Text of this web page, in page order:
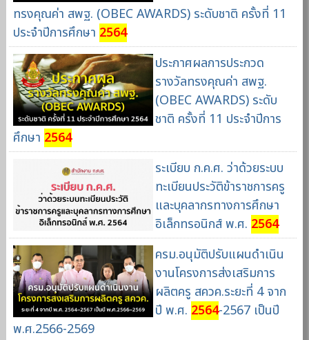
ทรงคุณค่า สพฐ. (OBEC AWARDS) ระดับชาติ ครั้งที่ 11
ประจำปีการศึกษา 2564
ประกาศผลการประกวด
รางวัลทรงคุณค่า สพฐ.
(OBEC AWARDS) ระดับ
ชาติ ครั้งที่ 11 ประจำปีการ
ศึกษา 2564
ระเบียบ ก.ค.ศ. ว่าด้วยระบบ
ทะเบียนประวัติข้าราชการครู
และบุคลากรทางการศึกษา
อิเล็กทรอนิกส์ พ.ศ. 2564
ครม.อนุมัติปรับแผนดำเนิน
งานโครงการส่งเสริมการ
ผลิตครู สควค.ระยะที่ 4 จาก
ปี พ.ศ. 2564-2567 เป็นปี
พ.ศ.2566-2569